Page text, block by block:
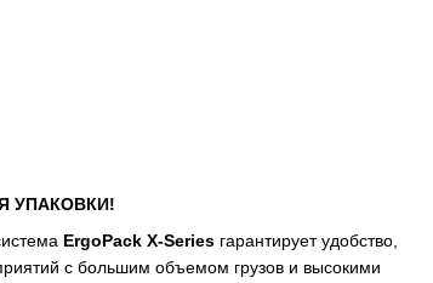
УПАКОВКИ!
ErgoPack X-Series гарантирует удобство,
с большим объемом грузов и высокими